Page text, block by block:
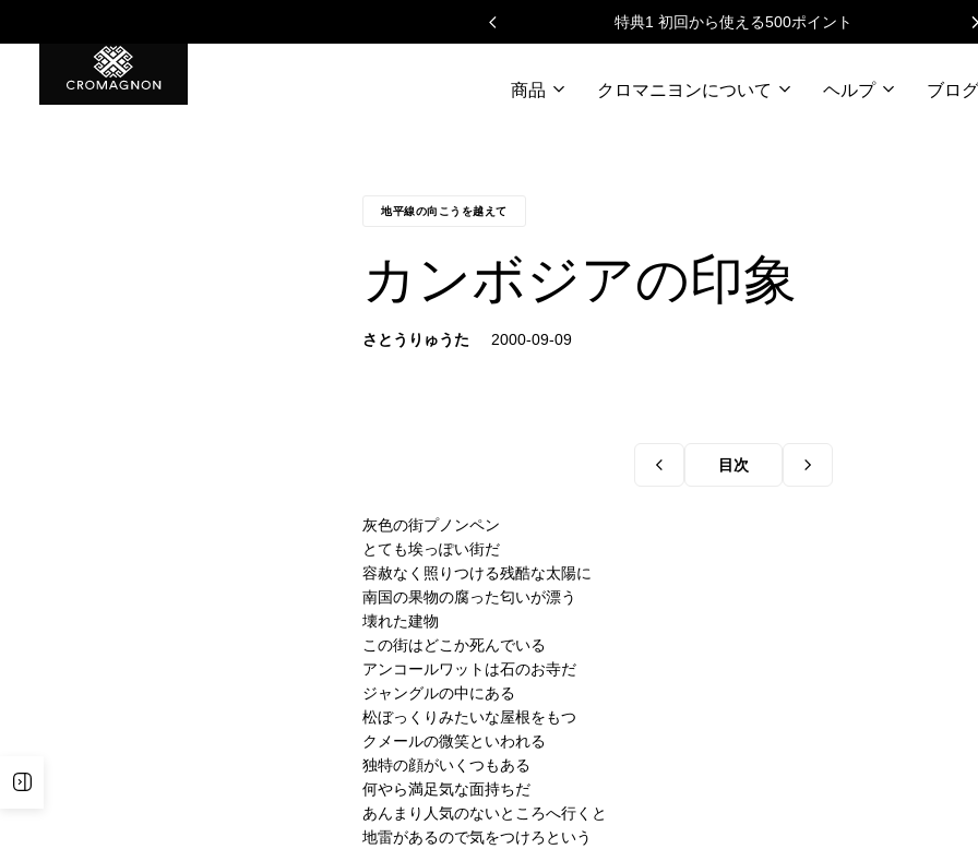
特典1 初回から使える500ポイント
商品 クロマニヨンについて ヘルプ ブログ
地平線の向こうを越えて
カンボジアの印象
さとうりゅうた
目次
灰色の街プノンペン
とても埃っぽい街だ
容赦なく照りつける残酷な太陽に
南国の果物の腐った匂いが漂う
壊れた建物
この街はどこか死んでいる
アンコールワットは石のお寺だ
ジャングルの中にある
松ぼっくりみたいな屋根をもつ
クメールの微笑といわれる
独特の顔がいくつもある
何やら満足気な面持ちだ
あんまり人気のないところへ行くと
地雷があるので気をつけろという
サイドバーを表示